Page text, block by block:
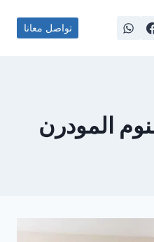
تواصل معانا
المودرن